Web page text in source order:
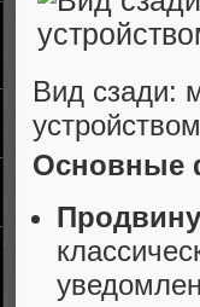
Вид сзади:
Основные